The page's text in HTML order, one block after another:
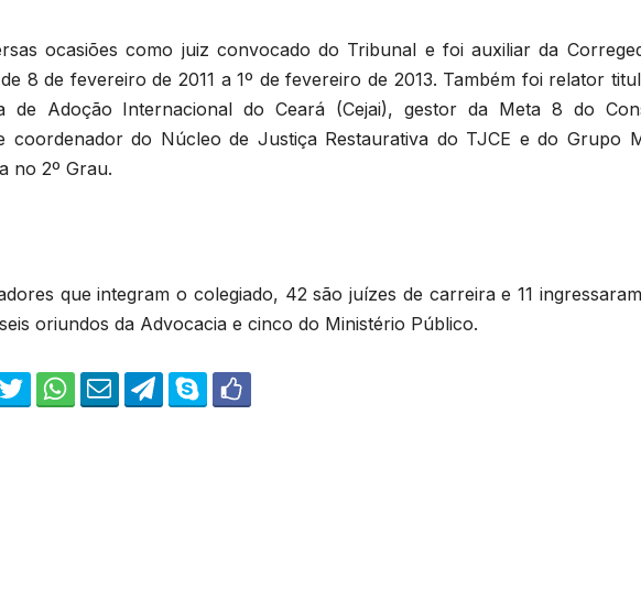
ocasiões como juiz convocado do Tribunal e foi auxiliar da
8 de fevereiro de 2011 a 1º de fevereiro de 2013. Também foi relator
de Adoção Internacional do Ceará (Cejai), gestor da Meta 8 do
coordenador do Núcleo de Justiça Restaurativa do TJCE e do Grupo
no 2º Grau.
que integram o colegiado, 42 são juízes de carreira e 11
oriundos da Advocacia e cinco do Ministério Público.